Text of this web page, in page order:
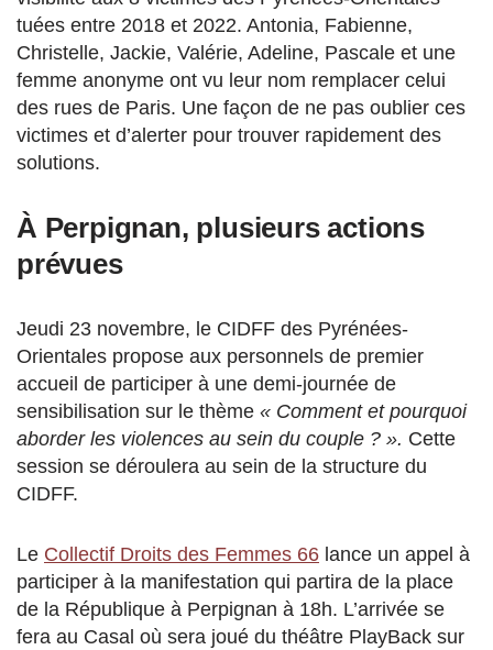
tuées entre 2018 et 2022. Antonia, Fabienne,
Christelle, Jackie, Valérie, Adeline, Pascale et une
femme anonyme ont vu leur nom remplacer celui
des rues de Paris. Une façon de ne pas oublier ces
victimes et d’alerter pour trouver rapidement des
solutions.
À Perpignan, plusieurs actions
prévues
Jeudi 23 novembre, le CIDFF des Pyrénées-
Orientales propose aux personnels de premier
accueil de participer à une demi-journée de
sensibilisation sur le thème « Comment et pourquoi
aborder les violences au sein du couple ? ». Cette
session se déroulera au sein de la structure du
CIDFF.
Le Collectif Droits des Femmes 66 lance un appel à
participer à la manifestation qui partira de la place
de la République à Perpignan à 18h. L’arrivée se
fera au Casal où sera joué du théâtre PlayBack sur